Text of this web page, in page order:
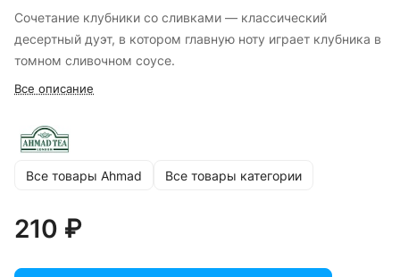
Сочетание клубники со сливками — классический
десертный дуэт, в котором главную ноту играет клубника в
томном сливочном соусе.
Все описание
Все товары Ahmad Все товары категории
210 ₽